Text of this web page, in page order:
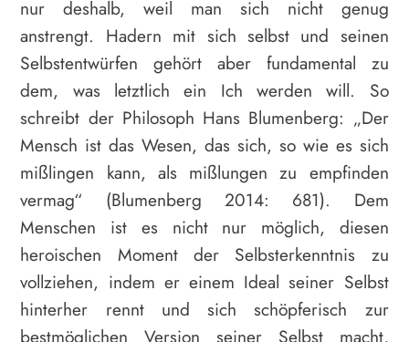
nur deshalb, weil man sich nicht genug
anstrengt. Hadern mit sich selbst und seinen
Selbstentwürfen gehört aber fundamental zu
dem, was letztlich ein Ich werden will. So
schreibt der Philosoph Hans Blumenberg: „Der
Mensch ist das Wesen, das sich, so wie es sich
mißlingen kann, als mißlungen zu empfinden
vermag“ (Blumenberg 2014: 681). Dem
Menschen ist es nicht nur möglich, diesen
heroischen Moment der Selbsterkenntnis zu
vollziehen, indem er einem Ideal seiner Selbst
hinterher rennt und sich schöpferisch zur
bestmöglichen Version seiner Selbst macht,